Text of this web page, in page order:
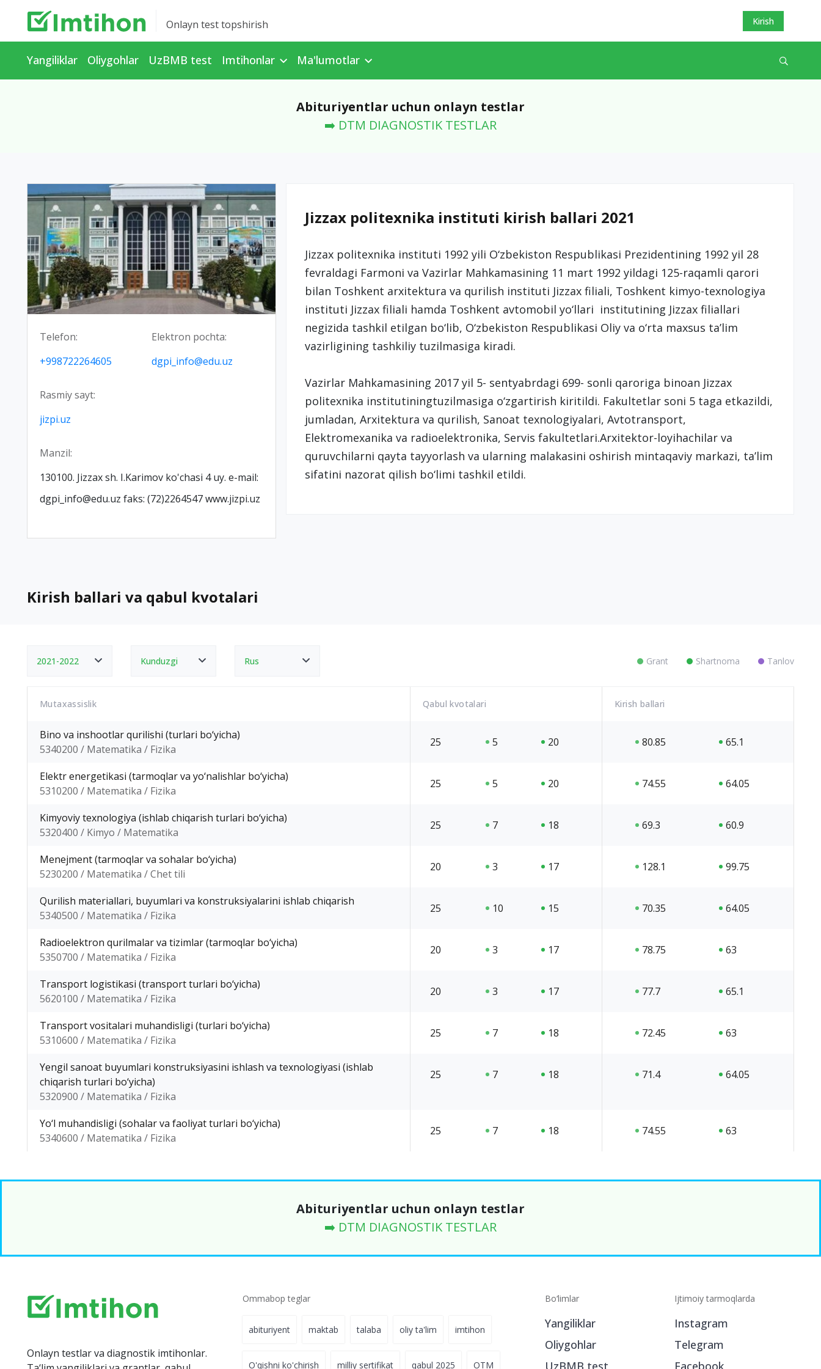
Onlayn test topshirish Kirish
Yangiliklar Oliygohlar UzBMB test Imtihonlar Ma'lumotlar
Abituriyentlar uchun onlayn testlar
➡️ DTM DIAGNOSTIK TESTLAR
Telefon:
+998722264605
Elektron pochta:
dgpi_info@edu.uz
Rasmiy sayt:
jizpi.uz
Manzil:
130100. Jizzax sh. I.Karimov ko'chasi 4 uy. e-mail:
dgpi_info@edu.uz faks: (72)2264547 www.jizpi.uz
Jizzax politexnika instituti kirish ballari 2021
Jizzax politexnika instituti 1992 yili O‘zbekiston Respublikasi Prezidentining 1992 yil 28
fevraldagi Farmoni va Vazirlar Mahkamasining 11 mart 1992 yildagi 125-raqamli qarori
bilan Toshkent arxitektura va qurilish instituti Jizzax filiali, Toshkent kimyo-texnologiya
instituti Jizzax filiali hamda Toshkent avtomobil yo‘llari institutining Jizzax filiallari
negizida tashkil etilgan bo‘lib, O‘zbekiston Respublikasi Oliy va o‘rta maxsus ta’lim
vazirligining tashkiliy tuzilmasiga kiradi.
Vazirlar Mahkamasining 2017 yil 5- sentyabrdagi 699- sonli qaroriga binoan Jizzax
politexnika institutiningtuzilmasiga o‘zgartirish kiritildi. Fakultetlar soni 5 taga etkazildi,
jumladan, Arxitektura va qurilish, Sanoat texnologiyalari, Avtotransport,
Elektromexanika va radioelektronika, Servis fakultetlari.Arxitektor-loyihachilar va
quruvchilarni qayta tayyorlash va ularning malakasini oshirish mintaqaviy markazi, ta’lim
sifatini nazorat qilish bo‘limi tashkil etildi.
Kirish ballari va qabul kvotalari
2021-2022 Kunduzgi Rus Grant Shartnoma Tanlov
Mutaxassislik Qabul kvotalari Kirish ballari
Bino va inshootlar qurilishi (turlari bo‘yicha)
5340200 / Matematika / Fizika
25 5 20 80.85 65.1
Elektr energetikasi (tarmoqlar va yo‘nalishlar bo‘yicha)
5310200 / Matematika / Fizika
25 5 20 74.55 64.05
Kimyoviy texnologiya (ishlab chiqarish turlari bo‘yicha)
5320400 / Kimyo / Matematika
25 7 18 69.3 60.9
Menejment (tarmoqlar va sohalar bo‘yicha)
5230200 / Matematika / Chet tili
20 3 17 128.1 99.75
Qurilish materiallari, buyumlari va konstruksiyalarini ishlab chiqarish
5340500 / Matematika / Fizika
25 10 15 70.35 64.05
Radioelektron qurilmalar va tizimlar (tarmoqlar bo‘yicha)
5350700 / Matematika / Fizika
20 3 17 78.75 63
Transport logistikasi (transport turlari bo‘yicha)
5620100 / Matematika / Fizika
20 3 17 77.7 65.1
Transport vositalari muhandisligi (turlari bo‘yicha)
5310600 / Matematika / Fizika
25 7 18 72.45 63
Yengil sanoat buyumlari konstruksiyasini ishlash va texnologiyasi (ishlab
chiqarish turlari bo‘yicha)
5320900 / Matematika / Fizika
25 7 18 71.4 64.05
Yo‘l muhandisligi (sohalar va faoliyat turlari bo‘yicha)
5340600 / Matematika / Fizika
25 7 18 74.55 63
Abituriyentlar uchun onlayn testlar
➡️ DTM DIAGNOSTIK TESTLAR
Onlayn testlar va diagnostik imtihonlar.
Ommabop teglar
abituriyent maktab talaba oliy ta'lim imtihon
O'qishni ko'chirish milliy sertifikat qabul 2025 OTM
Bo‘limlar
Yangiliklar
Oliygohlar
Ijtimoiy tarmoqlarda
Instagram
Telegram